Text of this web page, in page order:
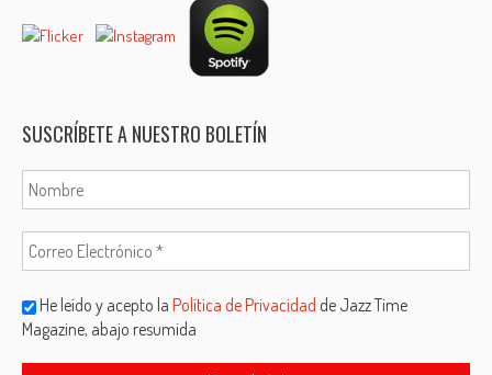
SUSCRÍBETE A NUESTRO BOLETÍN
He leído y acepto laPolítica de Privacidad de Jazz Time
Magazine, abajo resumida